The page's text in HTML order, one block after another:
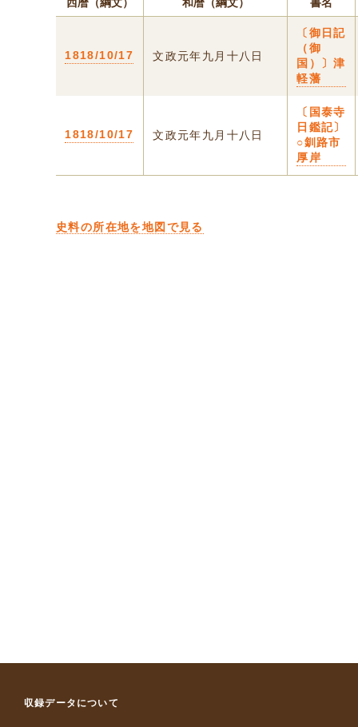
西暦（綱文） 和暦（綱文） 書名
1818/10/17 文政元年九月十八日
〔御日記
（御
国）〕津
軽藩
1818/10/17 文政元年九月十八日
〔国泰寺
日鑑記〕
○釧路市
厚岸
史料の所在地を地図で見る
収録データについて